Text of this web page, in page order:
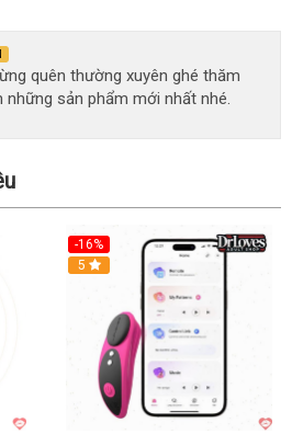
quên thường xuyên ghé thăm
những sản phẩm mới nhất nhé.
-16%
Hot
5